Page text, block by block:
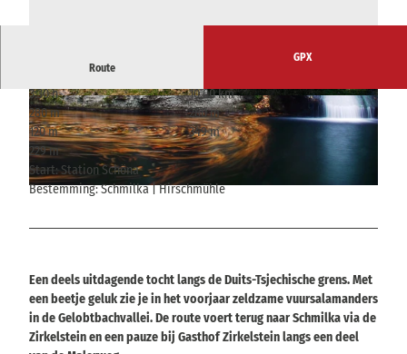
© Rico Richter, Tourismusverband Sächsische Schweiz
© Yvonne Brückner, Tourismusverband Sächsis
che Schweiz
© Yvonne Brückner, Tourismusverband Sächsis
che Schweiz
Route
GPX
3:30 h
10,00 km
280 m
280 m
120 m
349 m
229 m
Start: Station Schöna
Bestemming: Schmilka | Hirschmühle
Een deels uitdagende tocht langs de Duits-Tsjechische grens. Met
een beetje geluk zie je in het voorjaar zeldzame vuursalamanders
in de Gelobtbachvallei. De route voert terug naar Schmilka via de
Zirkelstein en een pauze bij Gasthof Zirkelstein langs een deel